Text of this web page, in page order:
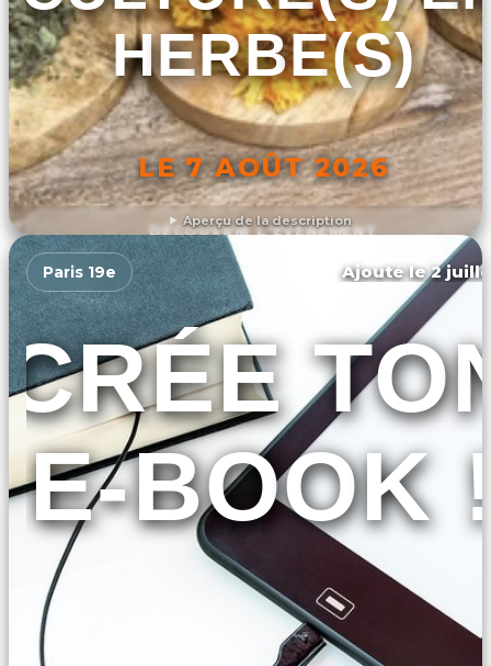
Aperçu de la description
HERBE(S)
LE 7 AOÛT 2026
DÉCOUVRIR L'ÉVÉNEMENT
Paris 19e Ajouté le 2
CRÉE
E-BOOK